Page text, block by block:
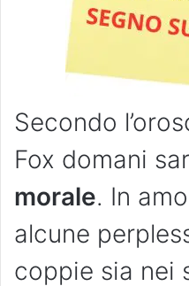
Secondo
Fox domani
morale. In
alcune
coppie sia nei